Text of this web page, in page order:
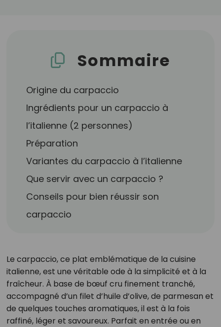
Sommaire
Origine du carpaccio
Ingrédients pour un carpaccio à
l’italienne (2 personnes)
Préparation
Variantes du carpaccio à l’italienne
Que servir avec un carpaccio ?
Conseils pour bien réussir son
carpaccio
Le carpaccio, ce plat emblématique de la cuisine
italienne, est une véritable ode à la simplicité et à la
fraîcheur. À base de bœuf cru finement tranché,
accompagné d’un filet d’huile d’olive, de parmesan et
de quelques touches aromatiques, il est à la fois
raffiné, léger et savoureux. Parfait en entrée ou en